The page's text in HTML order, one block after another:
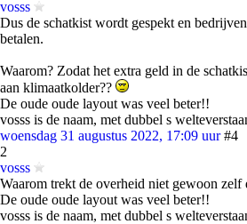
vosss
Dus de schatkist wordt gespekt en
betalen.
Waarom? Zodat het extra geld in de
aan klimaatkolder??
De oude oude layout was veel beter!!
vosss is de naam, met dubbel s
woensdag 31 augustus 2022, 17:09 uur #4
2
vosss
Waarom trekt de overheid niet gewoon zelf
De oude oude layout was veel beter!!
vosss is de naam, met dubbel s